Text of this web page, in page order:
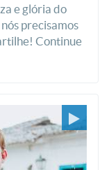
e glória do
precisamos
Continue